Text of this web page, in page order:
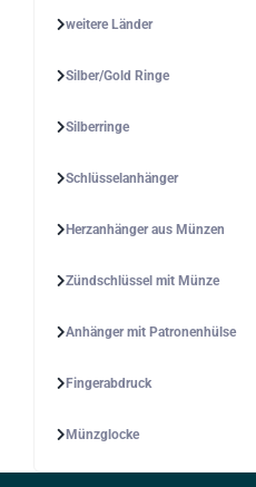
weitere Länder
Silber/Gold Ringe
Silberringe
Schlüsselanhänger
Herzanhänger aus Münzen
Zündschlüssel mit Münze
Anhänger mit Patronenhülse
Fingerabdruck
Münzglocke